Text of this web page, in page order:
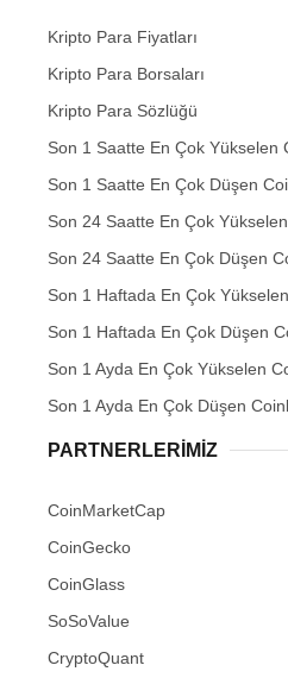
Kripto Para Fiyatları
Kripto Para Borsaları
Kripto Para Sözlüğü
Son 1 Saatte En Çok Yükselen
Son 1 Saatte En Çok Düşen
Son 24 Saatte En Çok
Son 24 Saatte En Çok Düşen
Son 1 Haftada En Çok
Son 1 Haftada En Çok Düşen
Son 1 Ayda En Çok Yükselen
Son 1 Ayda En Çok Düşen
PARTNERLERIMIZ
CoinMarketCap
CoinGecko
CoinGlass
SoSoValue
CryptoQuant